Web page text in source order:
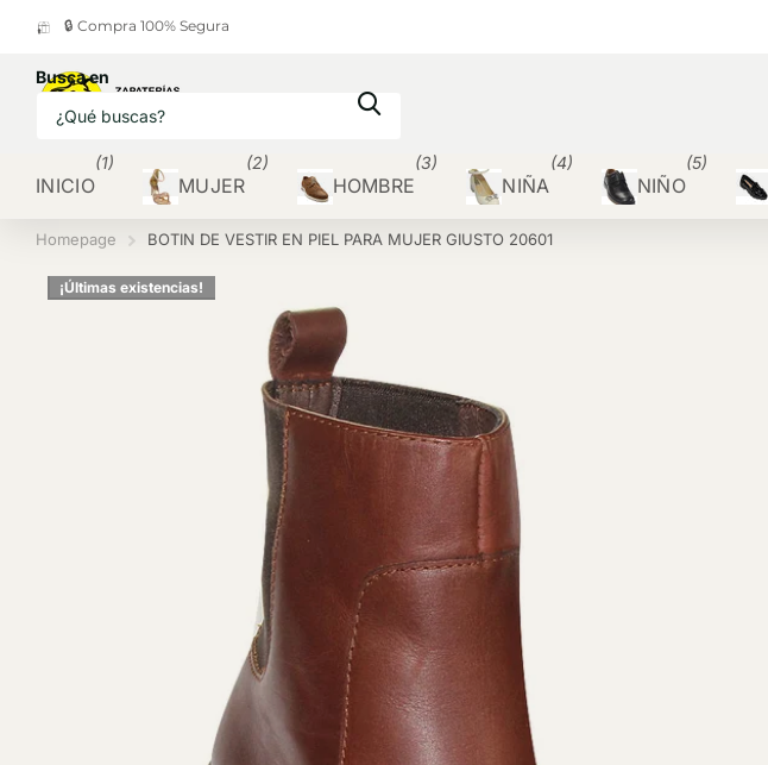
🔒 Compra 100% Segura
Busca en
INICIO
(1)
MUJER
(2)
HOMBRE
(3)
NIÑA
(4)
NIÑO
(5)
Homepage BOTIN DE VESTIR EN PIEL PARA MUJER GIUSTO 20601
¡Últimas existencias!